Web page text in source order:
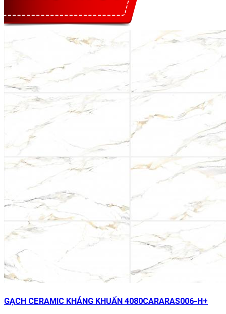
GẠCH CERAMIC KHÁNG KHUẨN 4080CARARAS006-H+